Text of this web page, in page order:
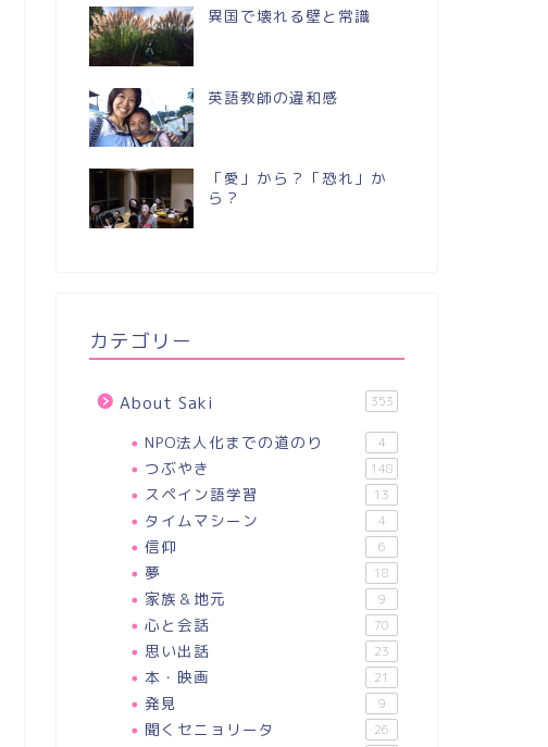
異国で壊れる壁と常識
英語教師の違和感
「愛」から？「恐れ」か
ら？
カテゴリー
About Saki 353
NPO法人化までの道のり 4
つぶやき 148
スペイン語学習 13
タイムマシーン 4
信仰 6
夢 18
家族＆地元 9
心と会話 70
思い出話 23
本・映画 21
発見 9
聞くセニョリータ 26